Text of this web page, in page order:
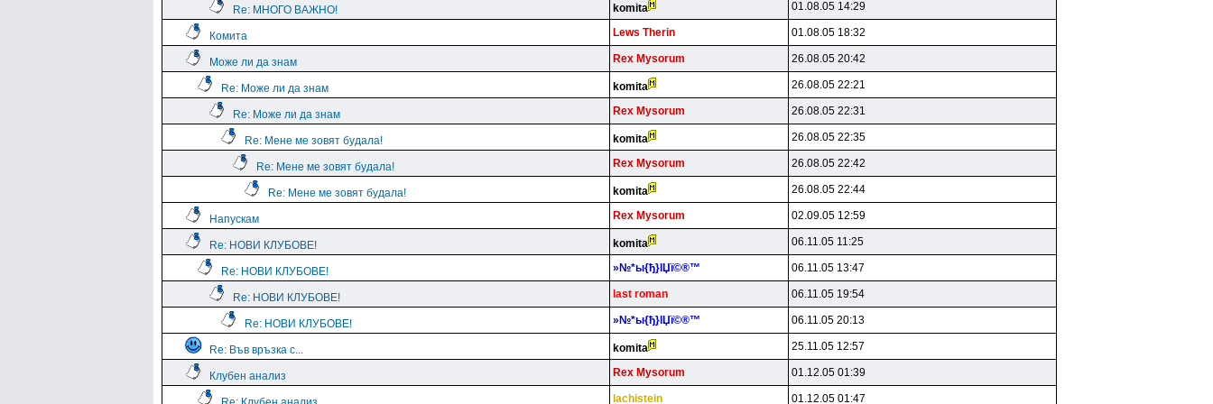
Re: МНОГО ВАЖНО! komita 01.08.05 14:29
Комита Lews Therin 01.08.05 18:32
Може ли да знам Rex Mysorum 26.08.05 20:42
Re: Може ли да знам komita 26.08.05 22:21
Re: Може ли да знам Rex Mysorum 26.08.05 22:31
Re: Мене ме зовят будала! komita 26.08.05 22:35
Re: Мене ме зовят будала! Rex Mysorum 26.08.05 22:42
Re: Мене ме зовят будала! komita 26.08.05 22:44
Напускам Rex Mysorum 02.09.05 12:59
Re: НОВИ КЛУБОВЕ! komita 06.11.05 11:25
Re: НОВИ КЛУБОВЕ! »№*ы{ђ}lЏї©®™ 06.11.05 13:47
Re: НОВИ КЛУБОВЕ! last roman 06.11.05 19:54
Re: НОВИ КЛУБОВЕ! »№*ы{ђ}lЏї©®™ 06.11.05 20:13
Re: Във връзка с... komita 25.11.05 12:57
Клубен анализ Rex Mysorum 01.12.05 01:39
lachistein 01.12.05 01:47